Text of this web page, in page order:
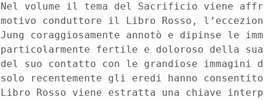
Nel volume il tema del Sacrificio viene
motivo conduttore il Libro Rosso,
Jung coraggiosamente annotò e dipinse le
particolarmente fertile e doloroso della
del suo contatto con le grandiose immagini
solo recentemente gli eredi hanno
Libro Rosso viene estratta una chiave